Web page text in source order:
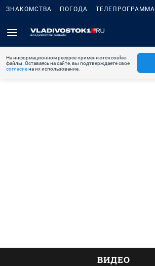
ЗНАКОМСТВА ПОГОДА ТЕЛЕПРОГРАММА
На информационном ресурсе применяются cookie-
файлы. Оставаясь на сайте, вы подтверждаете свое
согласиена их использование.
ВИДЕО